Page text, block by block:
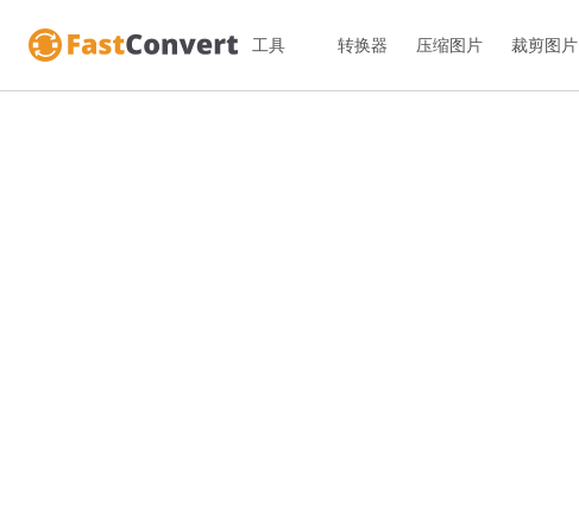
工具 转换器 压缩图片 裁剪图片